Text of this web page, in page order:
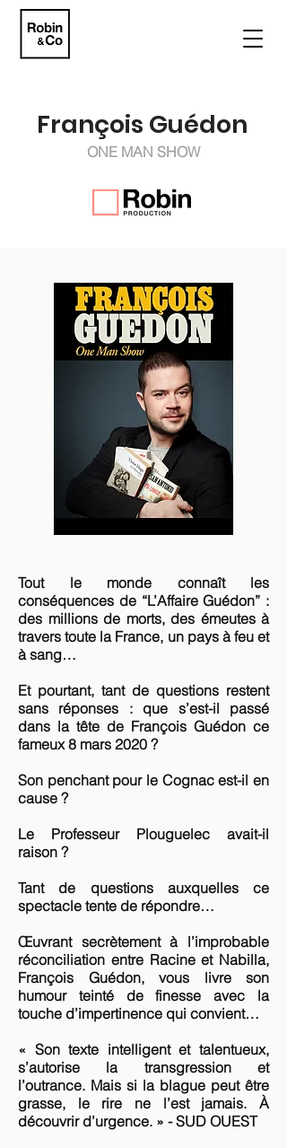
François Guédon
ONE MAN SHOW
Tout le monde connaît les
conséquences de “L’Affaire Guédon” :
des millions de morts, des émeutes à
travers toute la France, un pays à feu et
à sang…
Et pourtant, tant de questions restent
sans réponses : que s’est-il passé
dans la tête de François Guédon ce
fameux 8 mars 2020 ?
Son penchant pour le Cognac est-il en
cause ?
Le Professeur Plouguelec avait-il
raison ?
Tant de questions auxquelles ce
spectacle tente de répondre…
Œuvrant secrètement à l’improbable
réconciliation entre Racine et Nabilla,
François Guédon, vous livre son
humour teinté de finesse avec la
touche d’impertinence qui convient…
« Son texte intelligent et talentueux,
s’autorise la transgression et
l’outrance. Mais si la blague peut être
grasse, le rire ne l’est jamais. À
découvrir d’urgence. » - SUD OUEST